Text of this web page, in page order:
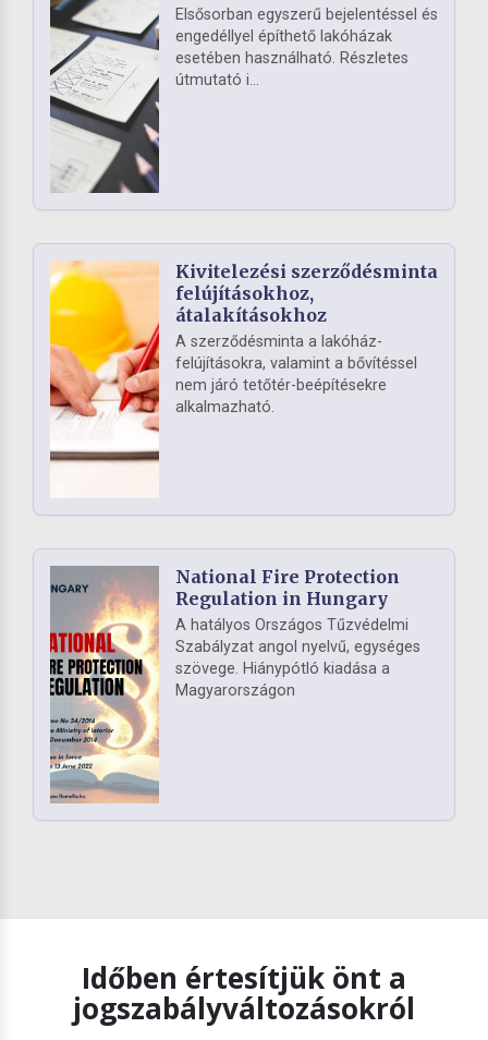
Elsősorban egyszerű bejelentéssel és
engedéllyel építhető lakóházak
esetében használható. Részletes
útmutató i...
Kivitelezési szerződésminta
felújításokhoz,
átalakításokhoz
A szerződésminta a lakóház-
felújításokra, valamint a bővítéssel
nem járó tetőtér-beépítésekre
alkalmazható.
National Fire Protection
Regulation in Hungary
A hatályos Országos Tűzvédelmi
Szabályzat angol nyelvű, egységes
szövege. Hiánypótló kiadása a
Magyarországon
Időben értesítjük önt a
jogszabályváltozásokról